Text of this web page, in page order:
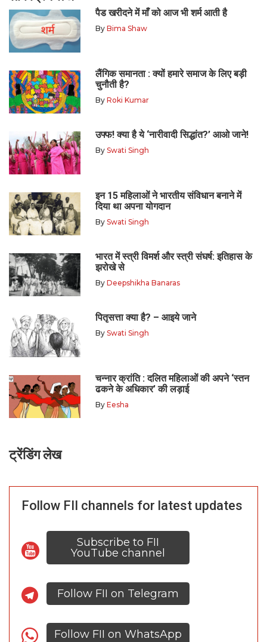
पैड खरीदने में माँ को आज भी शर्म आती है
By Bima Shaw
लैंगिक समानता : क्यों हमारे समाज के लिए बड़ी
चुनौती है?
By Roki Kumar
उफ्फ! क्या है ये ‘नारीवादी सिद्धांत?’ आओ जाने!
By Swati Singh
इन 15 महिलाओं ने भारतीय संविधान बनाने में
दिया था अपना योगदान
By Swati Singh
भारत में स्त्री विमर्श और स्त्री संघर्ष: इतिहास के
झरोखे से
By Deepshikha Banaras
पितृसत्ता क्या है? – आइये जाने
By Swati Singh
चन्नार क्रांति : दलित महिलाओं की अपने ‘स्तन
ढकने के अधिकार’ की लड़ाई
By Eesha
ट्रेंडिंग लेख
Follow FII channels for latest updates
Subscribe to FII
YouTube channel
Follow FII on Telegram
Follow FII on WhatsApp